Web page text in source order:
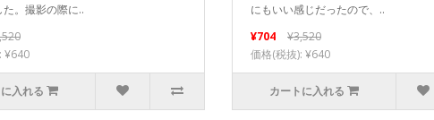
た。撮影の際に..
¥640
入れる
にもいい感じだったので、..
¥704
¥3,520
価格(税抜): ¥640
カートに入れる